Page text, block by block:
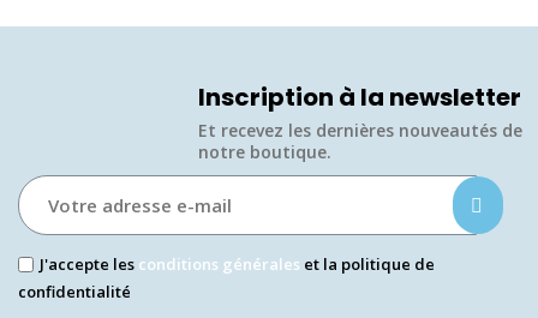
Inscription à la newsletter
Et recevez les dernières nouveautés de
notre boutique.​
J'accepte les conditions générales et la politique de
confidentialité